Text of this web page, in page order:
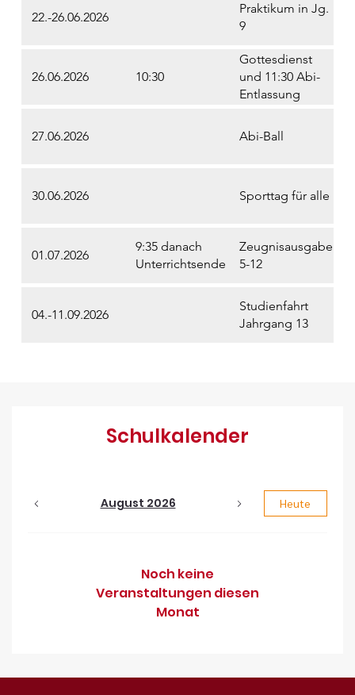
22.-26.06.2026
Praktikum in Jg.
9
26.06.2026 10:30
Gottesdienst
und 11:30 Abi-
Entlassung
27.06.2026 Abi-Ball
30.06.2026 Sporttag für alle
01.07.2026
9:35 danach
Unterrichtsende
Zeugnisausgabe
5-12
04.-11.09.2026
Studienfahrt
Jahrgang 13
Schulkalender
August 2026 Heute
Noch keine
Veranstaltungen diesen
Monat